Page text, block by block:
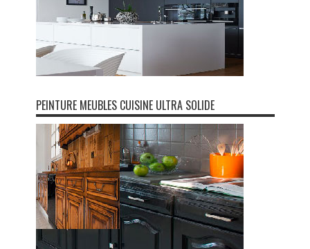
PEINTURE MEUBLES CUISINE ULTRA SOLIDE